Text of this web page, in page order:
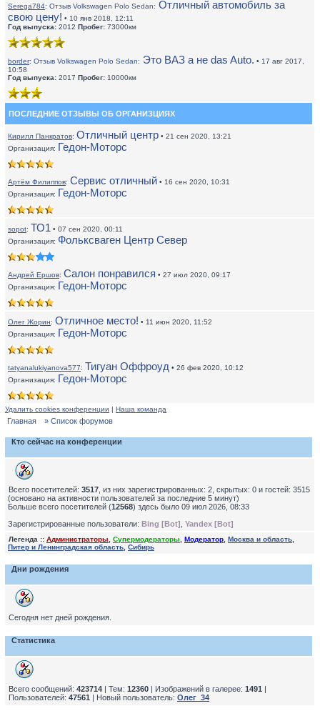
Serega784: Отзыв Volkswagen Polo Sedan: Отличный автомобиль за
свою цену! • 10 янв 2018, 12:11
Год выпуска: 2012 Пробег: 73000км
border: Отзыв Volkswagen Polo Sedan: Это ВАЗ а не das Auto. • 17 авг 2017,
10:58
Год выпуска: 2017 Пробег: 10000км
ПОСЛЕДНИЕ ОТЗЫВЫ ОБ ОРГАНИЗЦИЯХ
Кирилл Панкратов: Отличный центр • 21 сен 2020, 13:21
Организация: Гедон-Моторс
Артём Филиппов: Сервис отличный • 16 сен 2020, 10:31
Организация: Гедон-Моторс
sopot: ТО1 • 07 сен 2020, 00:11
Организация: Фольксваген Центр Север
Андрей Ершов: Салон понравился • 27 июл 2020, 09:17
Организация: Гедон-Моторс
Олег Жорин: Отличное место! • 11 июн 2020, 11:52
Организация: Гедон-Моторс
tatyanalukiyanova577: Тигуан Оффроуд • 26 фев 2020, 10:12
Организация: Гедон-Моторс
Удалить cookies конференции | Наша команда
Главная » Список форумов
Кто сейчас на конференции
Всего посетителей: 3517 , из них зарегистрированных: 2, скрытых: 0 и гостей: 3515
(основано на активности пользователей за последние 5 минут)
Больше всего посетителей (12568) здесь было 09 июл 2026, 08:33
Зарегистрированные пользователи: Bing [Bot] Yandex [Bot]
Легенда :: Администраторы Супермодераторы Модератор Москва и область
Питер и Ленинградская область Сибирь
Дни рождения
Сегодня нет дней рождения.
Статистика
Всего сообщений: 423714 | Тем: 12360 | Изображений в галерее: 1491 |
Пользователей: 47561 | Новый пользователь: Олег_34